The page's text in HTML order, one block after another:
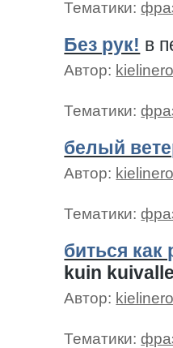
Тематики:
Без рук! в
Автор: kielinero
Тематики:
белый
Автор: kielinero
Тематики:
биться
kuin
Автор: kielinero
Тематики: